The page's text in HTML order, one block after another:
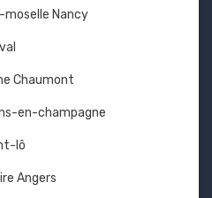
Nancy
Chaumont
en-champagne
lô
Angers